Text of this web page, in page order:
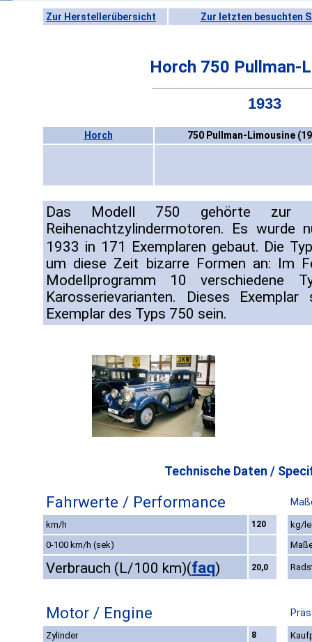
Zur Herstellerübersicht Zur letzten besuchten
Horch 750 Pullman-
1933
Horch 750 Pullman-Limousine
Das Modell 750 gehörte zur
Reihenachtzylindermotoren. Es
1933 in 171 Exemplaren gebaut. Die
um diese Zeit bizarre Formen an: Im
Modellprogramm 10 verschiedene
Karosserievarianten. Dieses
Exemplar des Typs 750 sein.
Technische Daten /
Fahrwerte / Performance
km/h 120
kg/
0-100 km/h (sek)
Verbrauch (L/100 km)(faq) 20,0
Motor / Engine
Zylinder 8